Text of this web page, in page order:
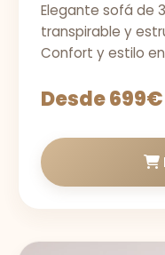
Elegante sofá de
transpirable y
Confort y estilo
Desde 699€